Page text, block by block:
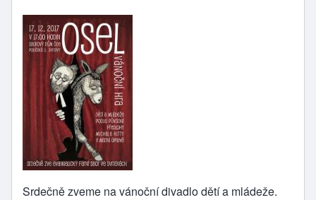
Srdečně zveme na vánoční divadlo dětí a mládeže.